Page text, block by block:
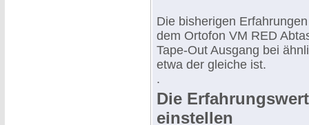
Die bisherigen
dem Ortofon VM RED
Tape-Out Ausgang bei
etwa der gleiche ist.
.
Die
einstellen